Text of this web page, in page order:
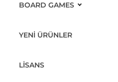
BOARD GAMES
YENİ ÜRÜNLER
LİSANS